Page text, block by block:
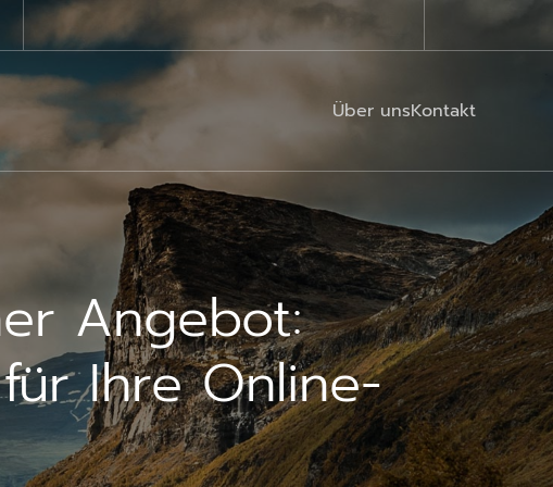
Über unsKontakt
Angebot:
Ihre Online-